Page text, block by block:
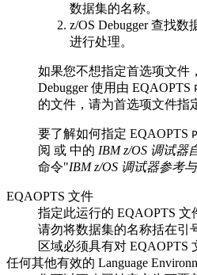
数据集的名称。
z/OS Debugger查找数
进行处理。
如果您不想指定首选项文件
Debugger使用由 EQAOPTS
的文件，请为首选项文件指
要了解如何指定 EQAOPTS
阅 或 中的 IBM z/OS 调试器
命令 IBM z/OS 调试器参考
EQAOPTS 文件
指定此运行的 EQAOPTS 文
请勿将数据集的名称括在引
区域必须具有对 EQAOPTS
任何其他有效的 Language